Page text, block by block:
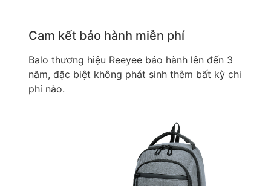
Cam kết bảo hành miễn phí
Balo thương hiệu Reeyee bảo hành lên đến 3
năm, đặc biệt không phát sinh thêm bất kỳ chi
phí nào.